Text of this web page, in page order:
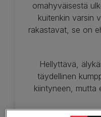
omahyväisestä
kuitenkin varsin
rakastavat, se on
Hellyttävä,
täydellinen
kiintyneen, mutta